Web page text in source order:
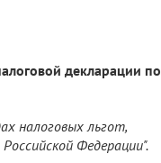
декларации по
налоговых льгот,
Федерации".